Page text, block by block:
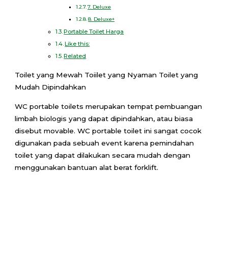
7. Deluxe
8. Deluxe+
Portable Toilet Harga
Like this:
Related
Toilet yang Mewah Toiilet yang Nyaman Toilet yang
Mudah Dipindahkan
WC portable toilets merupakan tempat pembuangan
limbah biologis yang dapat dipindahkan, atau biasa
disebut movable. WC portable toilet ini sangat cocok
digunakan pada sebuah event karena pemindahan
toilet yang dapat dilakukan secara mudah dengan
menggunakan bantuan alat berat forklift.